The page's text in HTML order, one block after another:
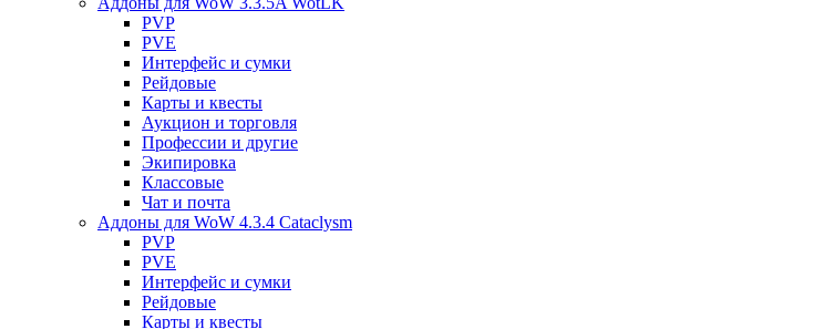
PVP
PVE
Интерфейс и сумки
Рейдовые
Карты и квесты
Аукцион и торговля
Профессии и другие
Экипировка
Классовые
Чат и почта
Аддоны для WoW 4.3.4 Cataclysm
PVP
PVE
Интерфейс и сумки
Рейдовые
Карты и квесты